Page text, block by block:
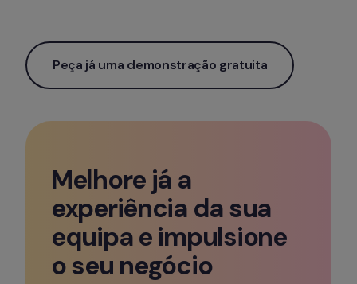
Peça já uma demonstração gratuita
Melhore já a
experiência da sua
equipa e impulsione
o seu negócio